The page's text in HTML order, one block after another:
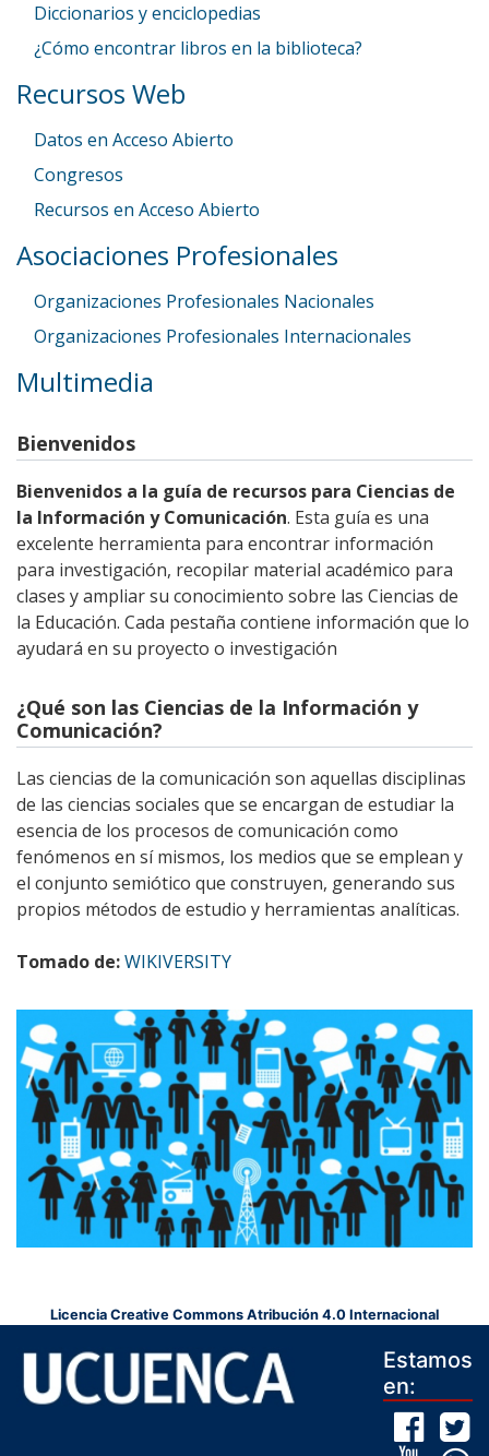
Diccionarios y enciclopedias
¿Cómo encontrar libros en la biblioteca?
Recursos Web
Datos en Acceso Abierto
Congresos
Recursos en Acceso Abierto
Asociaciones Profesionales
Organizaciones Profesionales Nacionales
Organizaciones Profesionales Internacionales
Multimedia
Bienvenidos
Bienvenidos a la guía de recursos para Ciencias de
la Información y Comunicación. Esta guía es una
excelente herramienta para encontrar información
para investigación, recopilar material académico para
clases y ampliar su conocimiento sobre las Ciencias de
la Educación. Cada pestaña contiene información que lo
ayudará en su proyecto o investigación
¿Qué son las Ciencias de la Información y
Comunicación?
Las ciencias de la comunicación son aquellas disciplinas
de las ciencias sociales que se encargan de estudiar la
esencia de los procesos de comunicación como
fenómenos en sí mismos, los medios que se emplean y
el conjunto semiótico que construyen, generando sus
propios métodos de estudio y herramientas analíticas.
Tomado de:WIKIVERSITY
Licencia Creative Commons Atribución 4.0 Internacional
Estamos
en: